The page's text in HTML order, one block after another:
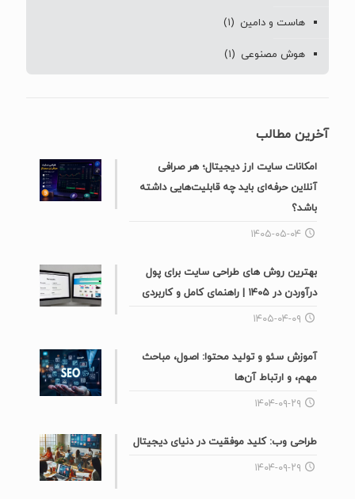
هاست و دامین (۱)
هوش مصنوعی (۱)
آخرین مطالب
امکانات سایت ارز دیجیتال؛ هر صرافی
آنلاین حرفه‌ای باید چه قابلیت‌هایی داشته
باشد؟
۱۴۰۵-۰۵-۰۴
بهترین روش های طراحی سایت برای پول
درآوردن در ۱۴۰۵ | راهنمای کامل و کاربردی
۱۴۰۵-۰۴-۰۹
آموزش سئو و تولید محتوا: اصول، مباحث
مهم، و ارتباط آن‌ها
۱۴۰۴-۰۹-۲۹
طراحی وب: کلید موفقیت در دنیای دیجیتال
۱۴۰۴-۰۹-۲۹